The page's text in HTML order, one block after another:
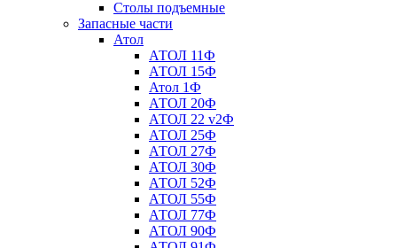
Столы подъемные
Запасные части
Атол
АТОЛ 11Ф
АТОЛ 15Ф
Атол 1Ф
АТОЛ 20Ф
АТОЛ 22 v2Ф
АТОЛ 25Ф
АТОЛ 27Ф
АТОЛ 30Ф
АТОЛ 52Ф
АТОЛ 55Ф
АТОЛ 77Ф
АТОЛ 90Ф